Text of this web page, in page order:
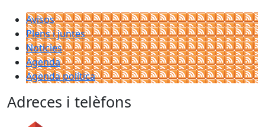
Avisos
Plens i juntes
Noticies
Agenda
Agenda política
Adreces i telèfons